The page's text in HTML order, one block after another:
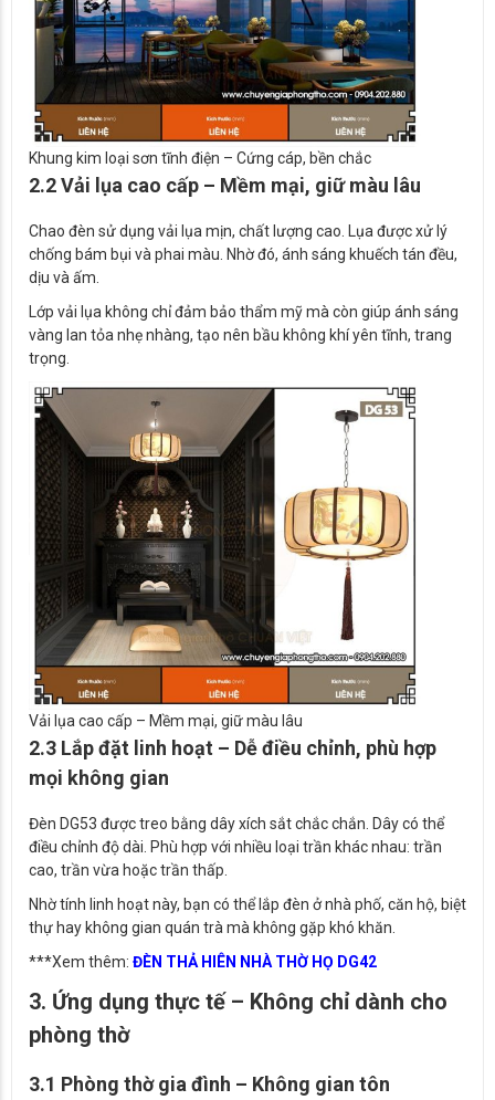
Khung kim loại sơn tĩnh điện – Cứng cáp, bền chắc
2.2 Vải lụa cao cấp – Mềm mại, giữ màu lâu
Chao đèn sử dụng vải lụa mịn, chất lượng cao. Lụa được xử lý
chống bám bụi và phai màu. Nhờ đó, ánh sáng khuếch tán đều,
dịu và ấm.
Lớp vải lụa không chỉ đảm bảo thẩm mỹ mà còn giúp ánh sáng
vàng lan tỏa nhẹ nhàng, tạo nên bầu không khí yên tĩnh, trang
trọng.
Vải lụa cao cấp – Mềm mại, giữ màu lâu
2.3 Lắp đặt linh hoạt – Dễ điều chỉnh, phù hợp
mọi không gian
Đèn DG53 được treo bằng dây xích sắt chắc chắn. Dây có thể
điều chỉnh độ dài. Phù hợp với nhiều loại trần khác nhau: trần
cao, trần vừa hoặc trần thấp.
Nhờ tính linh hoạt này, bạn có thể lắp đèn ở nhà phố, căn hộ, biệt
thự hay không gian quán trà mà không gặp khó khăn.
***Xem thêm: ĐÈN THẢ HIÊN NHÀ THỜ HỌ DG42
3. Ứng dụng thực tế – Không chỉ dành cho
phòng thờ
3.1 Phòng thờ gia đình – Không gian tôn